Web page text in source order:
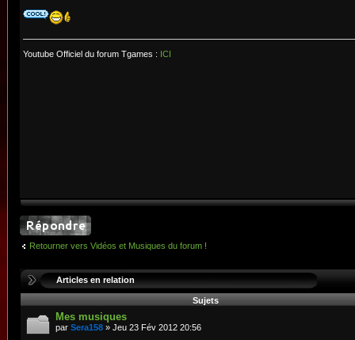
Youtube Officiel du forum Tgames : ICI
Retourner vers Vidéos et Musiques du forum !
Articles en relation
Sujets
Mes musiques
par Sera158 » Jeu 23 Fév 2012 20:56